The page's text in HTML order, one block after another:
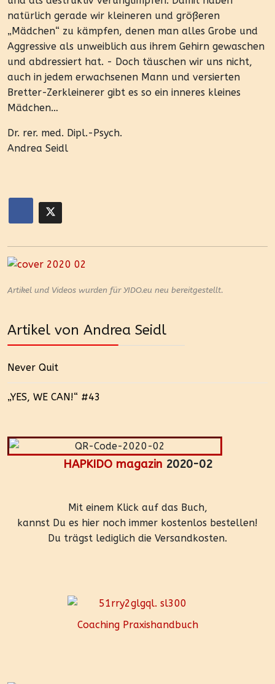
natürlich gerade wir kleineren und größeren
„Mädchen“ zu kämpfen, denen man alles Grobe und
Aggressive als unweiblich aus ihrem Gehirn gewaschen
und abdressiert hat. - Doch täuschen wir uns nicht,
auch in jedem erwachsenen Mann und versierten
Bretter-Zerkleinerer gibt es so ein inneres kleines
Mädchen…
Dr. rer. med. Dipl.-Psych.
Andrea Seidl
Artikel und Videos wurden für YIDO.eu neu bereitgestellt.
Artikel von Andrea Seidl
Never Quit
„YES, WE CAN!“ #43
HAPKIDO magazin2020-02
Mit einem Klick auf das Buch,
kannst Du es hier noch immer kostenlos bestellen!
Du trägst lediglich die Versandkosten.
Coaching Praxishandbuch